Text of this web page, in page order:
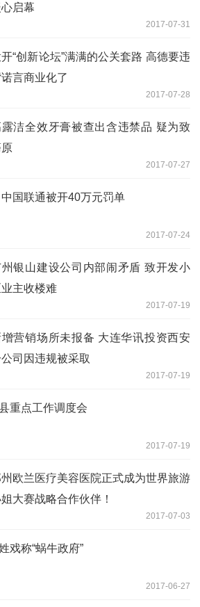
启幕
2017-07-31
“创新论坛”满满的公关套路 高德要违
言商业化了
2017-07-28
洁全效牙膏被查出含违禁品 疑为致
2017-07-27
国联通被开40万元罚单
2017-07-24
州银山建设公司内部闹矛盾 致开发小
业主收楼难
2017-07-19
增营销场所未报备 大连华讯投资西安
司因违规被采取
2017-07-19
重点工作调度会
2017-07-19
欧兰医疗美容医院正式成为世界旅游
大赛战略合作伙伴！
2017-07-03
戏称“蜗牛政府”
2017-06-27